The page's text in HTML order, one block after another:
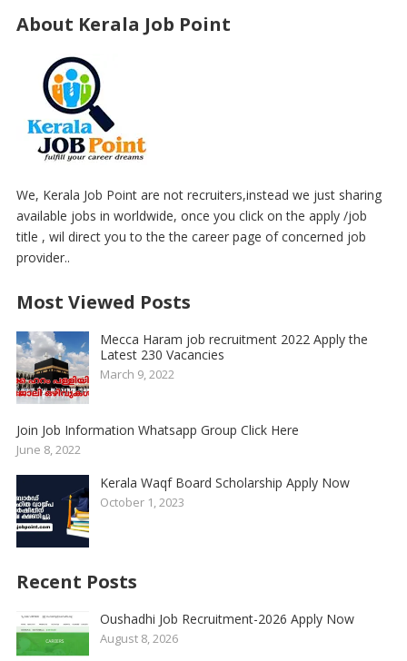
About Kerala Job Point
We, Kerala Job Point are not recruiters,instead we just sharing
available jobs in worldwide, once you click on the apply /job
title , wil direct you to the the career page of concerned job
provider..
Most Viewed Posts
Mecca Haram job recruitment 2022 Apply the
Latest 230 Vacancies
March 9, 2022
Join Job Information Whatsapp Group Click Here
June 8, 2022
Kerala Waqf Board Scholarship Apply Now
October 1, 2023
Recent Posts
Oushadhi Job Recruitment-2026 Apply Now
August 8, 2026